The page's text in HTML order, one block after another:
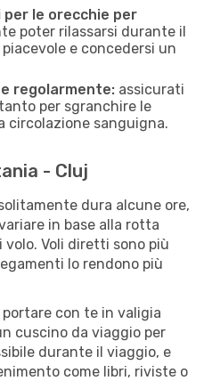
le orecchie per
poter rilassarsi durante il
e concedersi un
regolarmente: assicurati
per sgranchire le
circolazione sanguigna.
- Cluj
dura alcune ore,
in base alla rotta
Voli diretti sono più
lo rendono più
con te in valigia
cuscino da viaggio per
durante il viaggio, e
come libri, riviste o